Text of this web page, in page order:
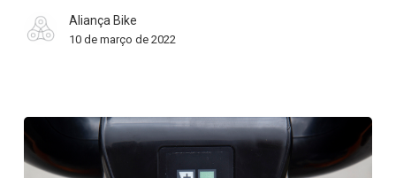
Aliança Bike
10 de março de 2022